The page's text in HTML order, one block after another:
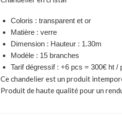
Coloris : transparent et or
Matière : verre
Dimension : Hauteur : 1.30m
Modèle : 15 branches
Tarif dégressif : +6 pcs = 300€ ht /
Ce chandelier est un produit
Produit de haute qualité pour un